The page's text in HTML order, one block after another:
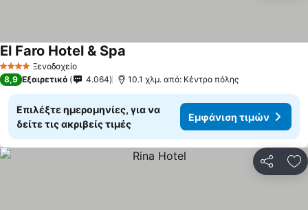
4 ΑστέριαΞενοδοχείο
El Faro Hotel & Spa
8,9 Εξαιρετικό 4.064 10.1 χλμ. από: Κέντρο πόλης
Επιλέξτε ημερομηνίες, για να
δείτε τις ακριβείς τιμές
Εμφάνιση τιμών